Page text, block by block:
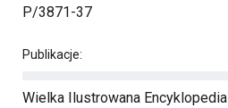
P/3871-37
Publikacje:
Wielka Ilustrowana